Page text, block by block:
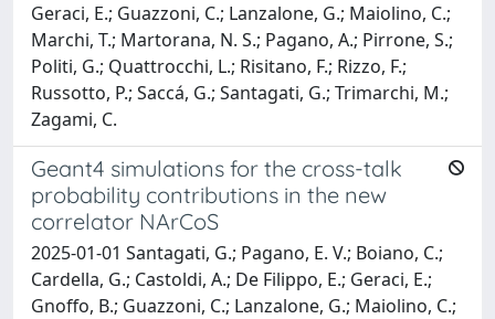
Geraci, E.; Guazzoni, C.; Lanzalone, G.; Maiolino, C.;
Marchi, T.; Martorana, N. S.; Pagano, A.; Pirrone, S.;
Politi, G.; Quattrocchi, L.; Risitano, F.; Rizzo, F.;
Russotto, P.; Saccá, G.; Santagati, G.; Trimarchi, M.;
Zagami, C.
Geant4 simulations for the cross-talk
probability contributions in the new
correlator NArCoS
2025-01-01 Santagati, G.; Pagano, E. V.; Boiano, C.;
Cardella, G.; Castoldi, A.; De Filippo, E.; Geraci, E.;
Gnoffo, B.; Guazzoni, C.; Lanzalone, G.; Maiolino, C.;